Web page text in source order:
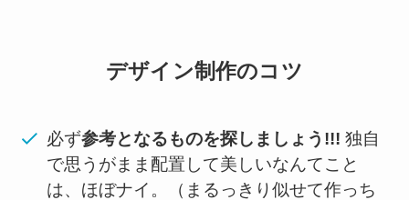
デザイン制作のコツ
必ず参考となるものを探しましょう!!! 独自
で思うがまま配置して美しいなんてこと
は、ほぼナイ。（まるっきり似せて作っち